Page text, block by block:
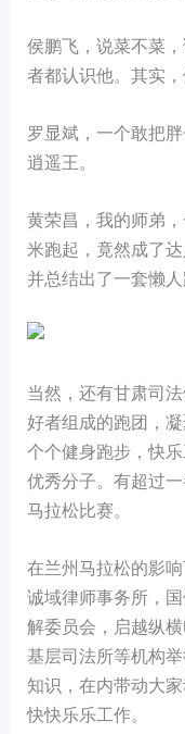
侯鹏飞，说菜不菜
者都认识他。其实，
罗显斌，一个敢把
逍遥王。
黄荣昌，我的师弟
米跑起，竟然成了
并总结出了一套懒人
当然，还有甘肃司
好者组成的跑团，
个个健身跑步，快
优秀分子。有超过
马拉松比赛。
在兰州马拉松的影
诚域律师事务所，
解委员会，启越纵
基层司法所等机构
知识，在内带动大
快快乐乐工作。